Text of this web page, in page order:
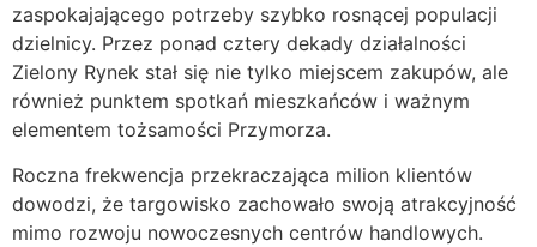
zaspokajającego potrzeby szybko rosnącej populacji
dzielnicy. Przez ponad cztery dekady działalności
Zielony Rynek stał się nie tylko miejscem zakupów, ale
również punktem spotkań mieszkańców i ważnym
elementem tożsamości Przymorza.
Roczna frekwencja przekraczająca milion klientów
dowodzi, że targowisko zachowało swoją atrakcyjność
mimo rozwoju nowoczesnych centrów handlowych.